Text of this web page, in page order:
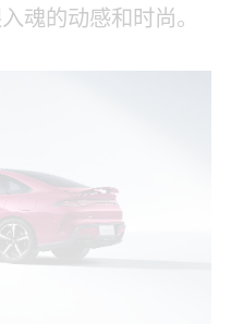
魂的动感和时尚。